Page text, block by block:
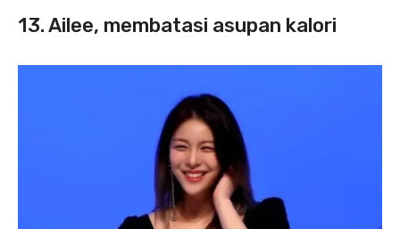
13. Ailee, membatasi asupan kalori